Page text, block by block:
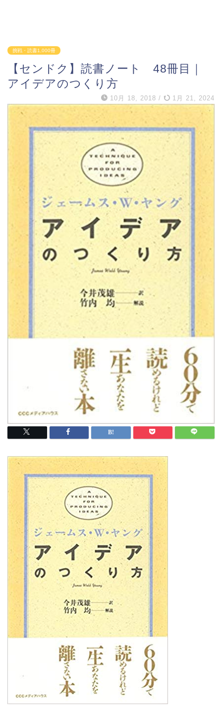
挑戦・読書1,000冊
【センドク】読書ノート 48冊目｜
アイデアのつくり方
10月 18, 2018 / 1月 21, 2024